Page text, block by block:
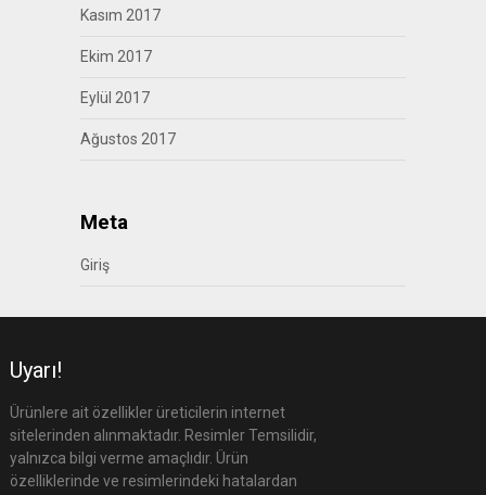
Kasım 2017
Ekim 2017
Eylül 2017
Ağustos 2017
Meta
Giriş
Uyarı!
Ürünlere ait özellikler üreticilerin internet
sitelerinden alınmaktadır. Resimler Temsilidir,
yalnızca bilgi verme amaçlıdır. Ürün
özelliklerinde ve resimlerindeki hatalardan